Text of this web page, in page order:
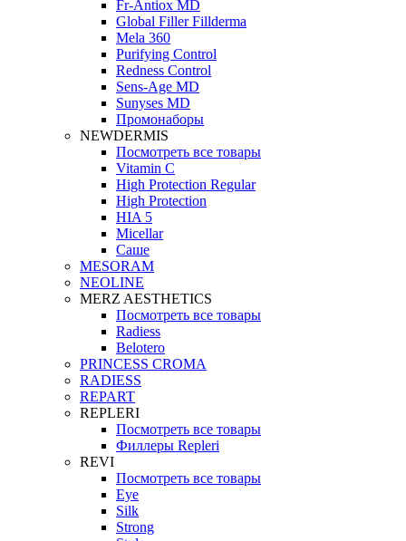
Fr‑Antiox MD
Global Filler Fillderma
Mela 360
Purifying Control
Redness Control
Sens-Age MD
Sunyses MD
Промонаборы
NEWDERMIS
Посмотреть все товары
Vitamin C
High Protection Regular
High Protection
HIA 5
Micellar
Саше
MESORAM
NEOLINE
MERZ AESTHETICS
Посмотреть все товары
Radiess
Belotero
PRINCESS CROMA
RADIESS
REPART
REPLERI
Посмотреть все товары
Филлеры Repleri
REVI
Посмотреть все товары
Eye
Silk
Strong